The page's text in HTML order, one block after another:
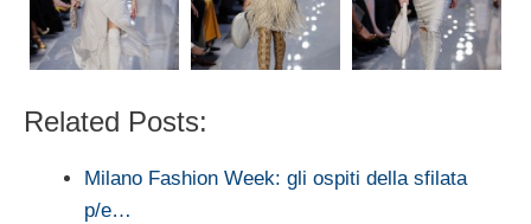
Related Posts:
Milano Fashion Week: gli ospiti della sfilata
p/e…